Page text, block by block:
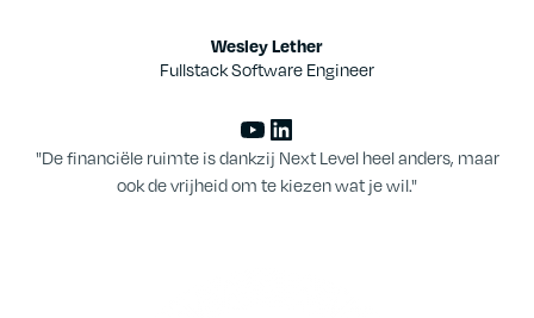
Wesley Lether
Fullstack Software Engineer
"De financiële ruimte is dankzij Next Level heel anders, maar
ook de vrijheid om te kiezen wat je wil."